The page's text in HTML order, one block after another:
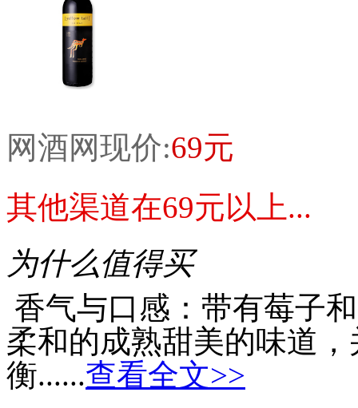
网酒网现价:69元
其他渠道在69元以上...
为什么值得买
香气与口感：带有莓子
柔和的成熟甜美的味道
衡......查看全文>>